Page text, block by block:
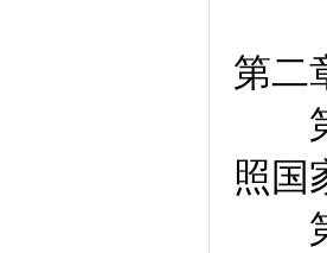
第二
第
照国
第